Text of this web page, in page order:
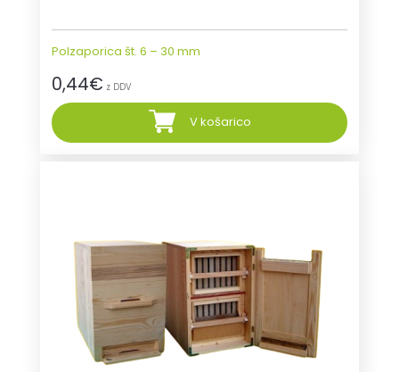
Polzaporica št. 6 – 30 mm
0,44€ z DDV
V košarico